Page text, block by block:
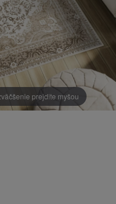
prejdite myšou